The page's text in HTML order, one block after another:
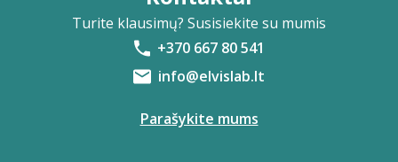
Turite klausimų? Susisiekite su mumis
+370 667 80 541
info@elvislab.lt
Parašykite mums